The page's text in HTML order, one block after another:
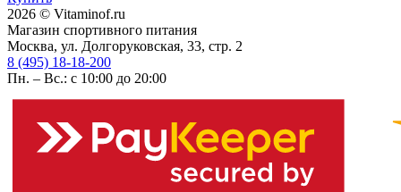
2026 © Vitaminof.ru
Магазин спортивного питания
Москва, ул. Долгоруковская, 33, стр. 2
8 (495) 18-18-200
Пн. – Вс.: с 10:00 до 20:00